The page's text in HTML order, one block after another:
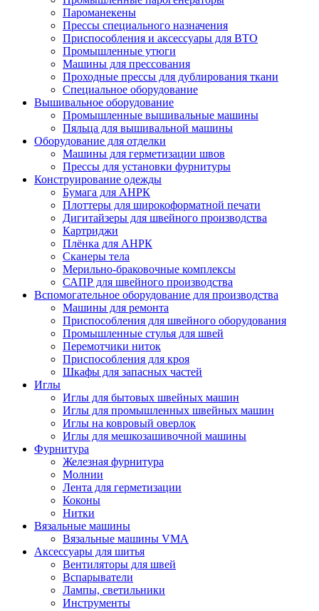
Пароманекены
Прессы специального назначения
Приспособления и аксессуары для ВТО
Промышленные утюги
Машины для прессования
Проходные прессы для дублирования ткани
Специальное оборудование
Вышивальное оборудование
Промышленные вышивальные машины
Пяльца для вышивальной машины
Оборудование для отделки
Машины для герметизации швов
Прессы для установки фурнитуры
Конструирование одежды
Бумага для АНРК
Плоттеры для широкоформатной печати
Дигитайзеры для швейного производства
Картриджи
Плёнка для АНРК
Сканеры тела
Мерильно-браковочные комплексы
САПР для швейного производства
Вспомогательное оборудование для производства
Машины для ремонта
Приспособления для швейного оборудования
Промышленные стулья для швей
Перемотчики ниток
Приспособления для кроя
Шкафы для запасных частей
Иглы
Иглы для бытовых швейных машин
Иглы для промышленных швейных машин
Иглы на ковровый оверлок
Иглы для мешкозашивочной машины
Фурнитура
Железная фурнитура
Молнии
Лента для герметизации
Коконы
Нитки
Вязальные машины
Вязальные машины VMA
Аксессуары для шитья
Вентиляторы для швей
Вспарыватели
Лампы, светильники
Инструменты